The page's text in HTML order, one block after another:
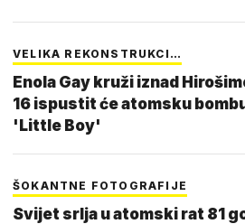
VELIKA REKONSTRUKCI…
Enola Gay kruži iznad
16 ispustit će atomsku
'Little Boy'
ŠOKANTNE FOTOGRAFIJE
Svijet srlja u atomski rat 81